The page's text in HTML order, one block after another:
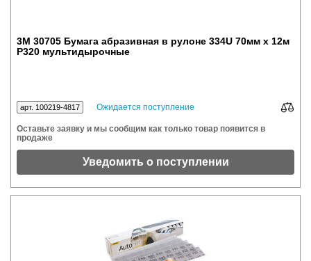
3M 30705 Бумага абразивная в рулоне 334U 70мм х 12м
P320 мультидырочные
арт. 100219-4817 Ожидается поступление
Оставьте заявку и мы сообщим как только товар появится в
продаже
Уведомить о поступлении